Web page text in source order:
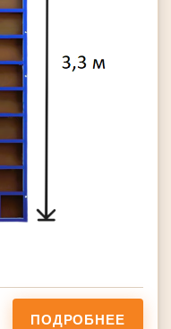
ПОДРОБНЕЕ